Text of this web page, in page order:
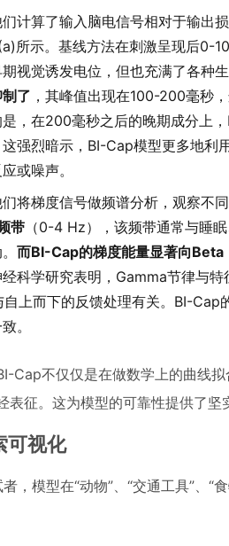
计算了输入脑电信号相对于输出
所示。基线方法在刺激呈现后0-
视觉诱发电位，但也充满了各种
了 ，其峰值出现在100-200毫秒
，在200毫秒之后的晚期成分上
强烈暗示，BI-Cap模型更多地利
或噪声。
将梯度信号做频谱分析，观察不
带 （0-4 Hz），该频带通常与睡
而BI-Cap的梯度能量显著向
科学研究表明，Gamma节律与
上而下的反馈处理有关。BI-Cap
。
Cap不仅仅是在做数学上的曲线
表征。这为模型的可靠性提供了坚
可视化
，模型在“动物”、“交通工具”、“